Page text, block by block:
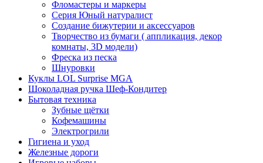
Фломастеры и маркеры
Серия Юный натуралист
Создание бижутерии и аксессуаров
Творчество из бумаги ( аппликация, декор
комнаты, 3D модели)
Фреска из песка
Шнуровки
Куклы LOL Surprise MGA
Шоколадная ручка Шеф-Кондитер
Бытовая техника
Зубные щётки
Кофемашины
Электрогрили
Гигиена и уход
Железные дороги